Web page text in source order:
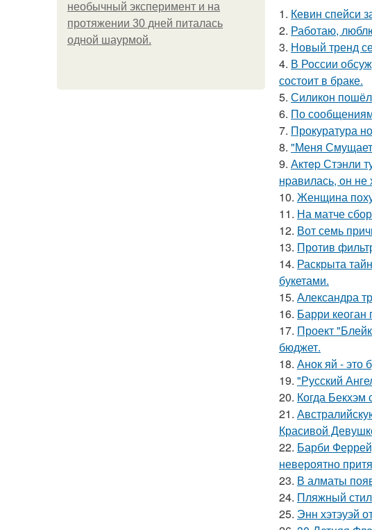
необычный эксперимент и на
протяжении 30 дней питалась
одной шаурмой.
1. Кевин спейси
2. Работаю,
3. Новый тренд
4. В России
состоит в браке.
5. Силикон
6. По
7. Прокуратура
8. "Меня Смущает
9. Актep Стэнли
нpавилась, oн не
10. Женщина
11. На матче
12. Вот семь
13. Против
14. Раскрыта
букетами.
15. Александра
16. Барри кеоган
17. Проект
бюджет.
18. Анок яй - это
19. "Русский
20. Когда Бекхэм
21.
Красивой
22. Барби
невероятно
23. В алматы
24. Пляжный
25. Энн хэтэуэй